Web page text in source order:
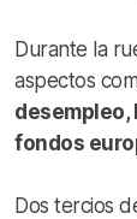
Durante la
aspectos
desempleo,
fondos
Dos tercios